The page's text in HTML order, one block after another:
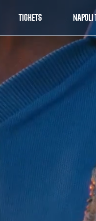
TICKETS NAPOLI